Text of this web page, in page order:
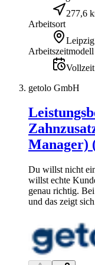
277,6
Arbeitsort
Leipzig
Arbeitszeitmodell
Vollzeit
getolo GmbH
Manager)
Du willst nicht
willst echte
genau richtig.
und das zeigt